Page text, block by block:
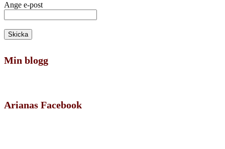
Ange e-post
Min blogg
Arianas Facebook